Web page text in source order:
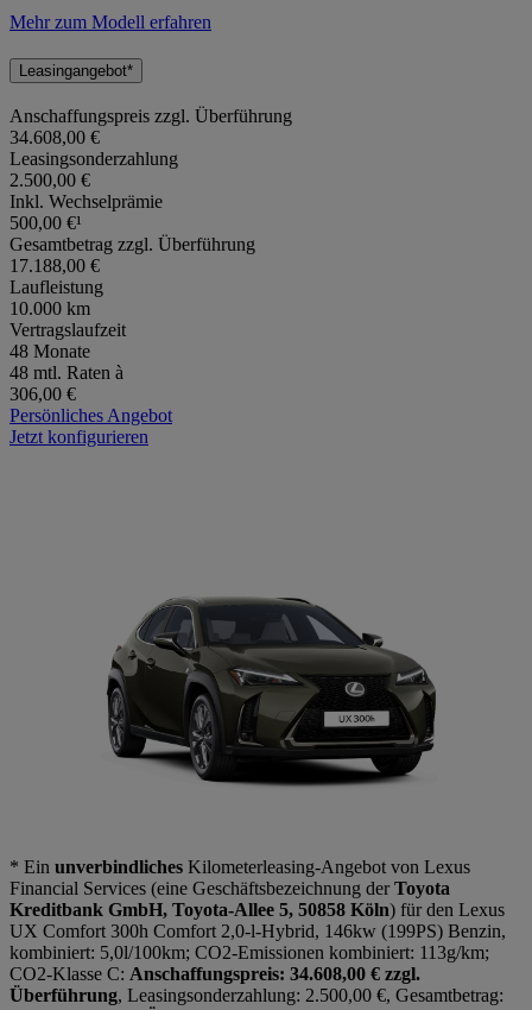
Mehr zum Modell erfahren
Leasingangebot*
Anschaffungspreis zzgl. Überführung
34.608,00 €
Leasingsonderzahlung
2.500,00 €
Inkl. Wechselprämie
500,00 €¹
Gesamtbetrag zzgl. Überführung
17.188,00 €
Laufleistung
10.000 km
Vertragslaufzeit
48 Monate
48 mtl. Raten à
306,00 €
Persönliches Angebot
Jetzt konfigurieren
* Ein unverbindliches Kilometerleasing-Angebot von Lexus
Financial Services (eine Geschäftsbezeichnung derToyota
Kreditbank GmbH, Toyota-Allee 5, 50858 Köln) für den Lexus
UX Comfort 300h Comfort 2,0-l-Hybrid, 146kw (199PS) Benzin,
kombiniert: 5,0l/100km; CO2-Emissionen kombiniert: 113g/km;
CO2-Klasse C: Anschaffungspreis: 34.608,00 € zzgl.
Überführung, Leasingsonderzahlung: 2.500,00 €, Gesamtbetrag: